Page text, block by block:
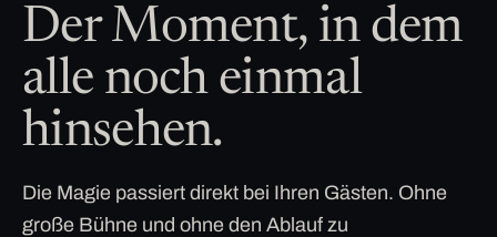
Der Moment, in dem
alle noch einmal
hinsehen.
Die Magie passiert direkt bei Ihren Gästen. Ohne
große Bühne und ohne den Ablauf zu